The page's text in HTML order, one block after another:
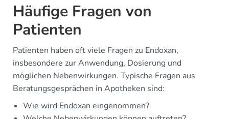
Häufige Fragen von
Patienten
Patienten haben oft viele Fragen zu Endoxan,
insbesondere zur Anwendung, Dosierung und
möglichen Nebenwirkungen. Typische Fragen aus
Beratungsgesprächen in Apotheken sind:
Wie wird Endoxan eingenommen?